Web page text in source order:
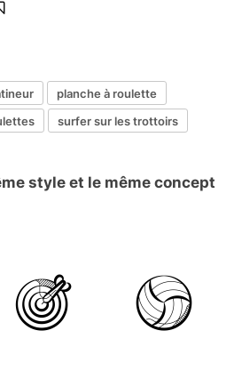
planche à roulette
surfer sur les trottoirs
style et le même concept